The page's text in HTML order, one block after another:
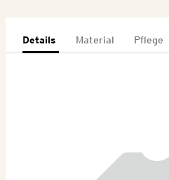
Details Material Pflege